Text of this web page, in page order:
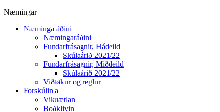
Næmingar
Næmingaráðini
Næmingaráðini
Fundarfrásagnir, Hádeild
Skúlaárið 2021/22
Fundarfrásagnir, Miðdeild
Skúlaárið 2021/22
Viðtøkur og reglur
Forskúlin a
Vikuætlan
Boðklivin